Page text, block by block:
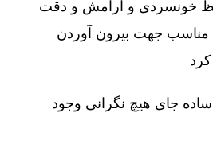
خونسردی و آرامش و دقت
مناسب جهت بیرون آوردن
کرد
جای هیچ نگرانی وجود